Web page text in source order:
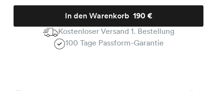
In den Warenkorb
Kostenloser Versand 1. Bestellung
100 Tage Passform-Garantie